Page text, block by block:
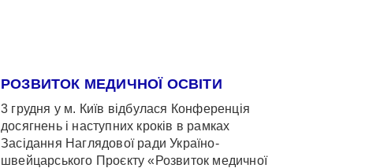
РОЗВИТОК МЕДИЧНОЇ ОСВІТИ
3 грудня у м. Київ відбулася Конференція
досягнень і наступних кроків в рамках
Засідання Наглядової ради Україно-
швейцарського Проєкту «Розвиток медичної